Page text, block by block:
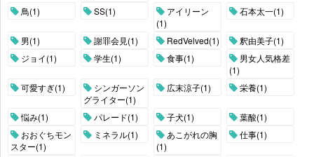
鳥(1) SS(1)
アイリーン
(1)
石本太一(1)
男(1) 謝罪会見(1) RedVelved(1)
釈由美子(1)
ジョイ(1)
学生(1) 食事(1)
男女人気格差
(1)
可愛すぎ(1)
シンガーソン
グライター(1)
広末涼子(1) 栄養(1)
悩み(1) パレード(1) 子犬(1)
葉酸(1)
おおぐちモン
スター(1)
ミネラル(1)
あこがれの胸
(1)
仕事(1)